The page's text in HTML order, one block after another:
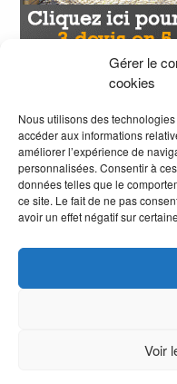
Gérer le
cookies
Nous utilisons des
accéder aux informations
améliorer l’expérience de
personnalisées. Consentir à
données telles que le
ce site. Le fait de ne pas
avoir un effet négatif sur
Voir